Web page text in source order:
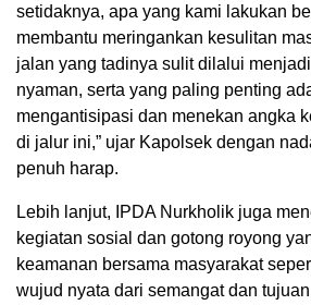
setidaknya, apa yang kami lakukan
membantu meringankan kesulitan
jalan yang tadinya sulit dilalui
nyaman, serta yang paling penting
mengantisipasi dan menekan angka
di jalur ini,” ujar Kapolsek dengan
penuh harap.
Lebih lanjut, IPDA Nurkholik juga
kegiatan sosial dan gotong royong
keamanan bersama masyarakat
wujud nyata dari semangat dan